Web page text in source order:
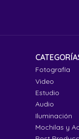
Fotografía
Video
Estudio
Audio
Iluminación
Mochilas y